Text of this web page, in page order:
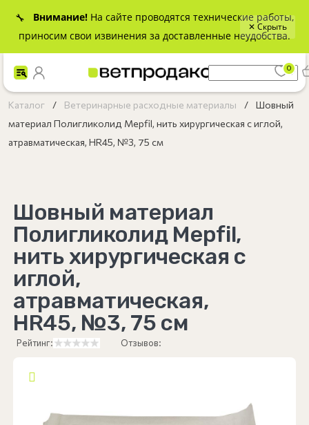
🔧 Внимание! На сайте проводятся технические работы,
приносим свои извинения за доставленные неудобства.
✕ Скрыть
0
Каталог Ветеринарные расходные материалы
Шовный
материал Полигликолид Mepfil, нить хирургическая с иглой,
атравматическая, HR45, №3, 75 см
Шовный материал
Полигликолид Mepfil,
нить хирургическая с
иглой,
атравматическая,
HR45, №3, 75 см
Рейтинг: Отзывов: